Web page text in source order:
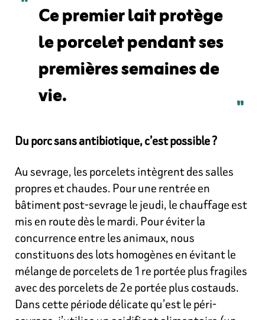
Ce premier lait protège
le porcelet pendant ses
premières semaines de
vie.
Du porc sans antibiotique, c’est possible ?
Au sevrage, les porcelets intègrent des salles
propres et chaudes. Pour une rentrée en
bâtiment post-sevrage le jeudi, le chauffage est
mis en route dès le mardi. Pour éviter la
concurrence entre les animaux, nous
constituons des lots homogènes en évitant le
mélange de porcelets de 1re portée plus fragiles
avec des porcelets de 2e portée plus costauds.
Dans cette période délicate qu’est le péri-